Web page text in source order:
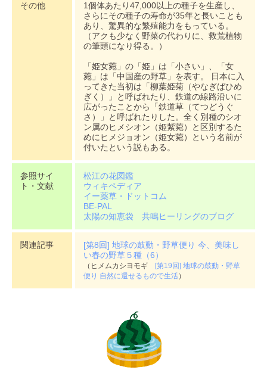
その他
1個体あたり47,000以上の種子を生産し、
さらにその種子の寿命が35年と長いことも
あり、驚異的な繁殖能力をもっている。
（アクも少なく野菜の代わりに、救荒植物
の筆頭になり得る。）
「姫女菀」の「姫」は「小さい」、「女
菀」は「中国産の野草」を表す。 日本に入
ってきた当初は「柳葉姫菊（やなぎばひめ
ぎく）」と呼ばれたり、鉄道の線路沿いに
広がったことから「鉄道草（てつどうぐ
さ）」と呼ばれたりした。全く別種のシオ
ン属のヒメシオン（姫紫菀）と区別するた
めにヒメジョオン（姫女菀）という名前が
付いたという説もある。
参照サイ
ト・文献
松江の花図鑑
ウィキペディア
イー薬草・ドットコム
BE-PAL
太陽の知恵袋 共鳴ヒーリングのブログ
関連記事
[第8回] 地球の鼓動・野草便り 今、美味し
い春の野草５種（6）
（ヒメムカシヨモギ
[第19回] 地球の鼓動・野草
便り 自然に還せるもので生活）